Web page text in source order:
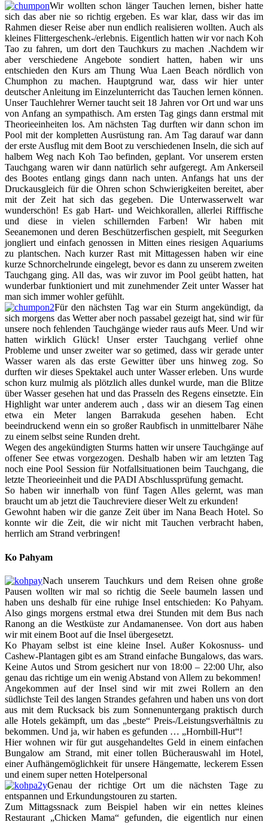
Wir wollten schon länger Tauchen lernen, bisher hatte
sich das aber nie so richtig ergeben. Es war klar, dass wir das im
Rahmen dieser Reise aber nun endlich realisieren wollten. Auch als
kleines Flittergeschenk-/erlebnis. Eigentlich hatten wir vor nach Koh
Tao zu fahren, um dort den Tauchkurs zu machen .Nachdem wir
aber verschiedene Angebote sondiert hatten, haben wir uns
entschieden den Kurs am Thung Wua Laen Beach nördlich von
Chumphon zu machen. Hauptgrund war, dass wir hier unter
deutscher Anleitung im Einzelunterricht das Tauchen lernen können.
Unser Tauchlehrer Werner taucht seit 18 Jahren vor Ort und war uns
von Anfang an sympathisch. Am ersten Tag gings dann erstmal mit
Theorieeinheiten los. Am nächsten Tag durften wir dann schon im
Pool mit der kompletten Ausrüstung ran. Am Tag darauf war dann
der erste Ausflug mit dem Boot zu verschiedenen Inseln, die sich auf
halbem Weg nach Koh Tao befinden, geplant. Vor unserem ersten
Tauchgang waren wir dann natürlich sehr aufgeregt. Am Ankerseil
des Bootes entlang gings dann nach unten. Anfangs hat uns der
Druckausgleich für die Ohren schon Schwierigkeiten bereitet, aber
mit der Zeit hat sich das gegeben. Die Unterwasserwelt war
wunderschön! Es gab Hart- und Weichkorallen, allerlei Rifffische
und diese in vielen schillernden Farben! Wir haben mit
Seeanemonen und deren Beschützerfischen gespielt, mit Seegurken
jongliert und einfach genossen in Mitten eines riesigen Aquariums
zu plantschen. Nach kurzer Rast mit Mittagessen haben wir eine
kurze Schnorchelrunde eingelegt, bevor es dann zu unserem zweiten
Tauchgang ging. All das, was wir zuvor im Pool geübt hatten, hat
wunderbar funktioniert und mit zunehmender Zeit unter Wasser hat
man sich immer wohler gefühlt.
Für den nächsten Tag war ein Sturm angekündigt, da
sich morgens das Wetter aber noch passabel gezeigt hat, sind wir für
unsere noch fehlenden Tauchgänge wieder raus aufs Meer. Und wir
hatten wirklich Glück! Unser erster Tauchgang verlief ohne
Probleme und unser zweiter war so getimed, dass wir gerade unter
Wasser waren als das erste Gewitter über uns hinweg zog. So
durften wir dieses Spektakel auch unter Wasser erleben. Uns wurde
schon kurz mulmig als plötzlich alles dunkel wurde, man die Blitze
über Wasser gesehen hat und das Prasseln des Regens einsetzte. Ein
Highlight war unter anderem auch , dass wir an diesem Tag einen
etwa ein Meter langen Barrakuda gesehen haben. Echt
beeindruckend wenn ein so großer Raubfisch in unmittelbarer Nähe
zu einem selbst seine Runden dreht.
Wegen des angekündigten Sturms hatten wir unsere Tauchgänge auf
offener See etwas vorgezogen. Deshalb haben wir am letzten Tag
noch eine Pool Session für Notfallsituationen beim Tauchgang, die
letzte Theorieeinheit und die PADI Abschlussprüfung gemacht.
So haben wir innerhalb von fünf Tagen Alles gelernt, was man
braucht um ab jetzt die Tauchreviere dieser Welt zu erkunden!
Gewohnt haben wir die ganze Zeit über im Nana Beach Hotel. So
konnte wir die Zeit, die wir nicht mit Tauchen verbracht haben,
herrlich am Strand verbringen!
Ko Pahyam
Nach unserem Tauchkurs und dem Reisen ohne große
Pausen wollten wir mal so richtig die Seele baumeln lassen und
haben uns deshalb für eine ruhige Insel entschieden: Ko Pahyam.
Also gings morgens erstmal etwa drei Stunden mit dem Bus nach
Ranong an die Westküste zur Andamanensee. Von dort aus haben
wir mit einem Boot auf die Insel übergesetzt.
Ko Phayam selbst ist eine kleine Insel. Außer Kokosnuss- und
Cashew-Plantagen gibt es am Strand einfache Bungalows, das wars.
Keine Autos und Strom gesichert nur von 18:00 – 22:00 Uhr, also
genau das richtige um ein wenig Abstand von Allem zu bekommen!
Angekommen auf der Insel sind wir mit zwei Rollern an den
südlichste Teil des langen Strandes gefahren und haben uns von dort
aus mit dem Rucksack bis zum Sonnenuntergang praktisch durch
alle Hotels gekämpft, um das „beste“ Preis-/Leistungsverhältnis zu
bekommen. Und ja, wir haben es gefunden … „Hornbill-Hut“!
Hier wohnen wir für gut ausgehandeltes Geld in einem einfachen
Bungalow am Strand, mit einer tollen Bücherauswahl im Hotel,
einer Aufhängemöglichkeit für unsere Hängematte, leckerem Essen
und einem super netten Hotelpersonal
Genau der richtige Ort um die nächsten Tage zu
entspannen und Erkundungstouren zu starten.
Zum Mittagssnack zum Beispiel haben wir ein nettes kleines
Restaurant „Chicken Mama“ gefunden, die eigentlich nur einen